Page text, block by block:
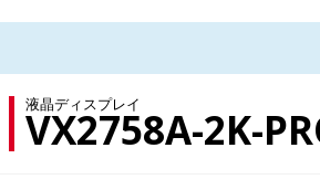
液晶ディスプレイ
VX2758A-2K-